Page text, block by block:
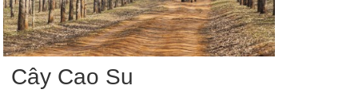
Cây Cao Su